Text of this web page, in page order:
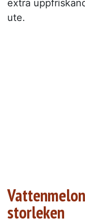
extra
ute.
storleken